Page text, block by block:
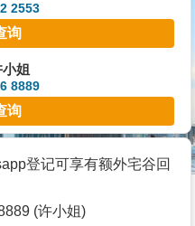
2553
询
姐
8889
询
登记可享有额外宅谷回
(许小姐)